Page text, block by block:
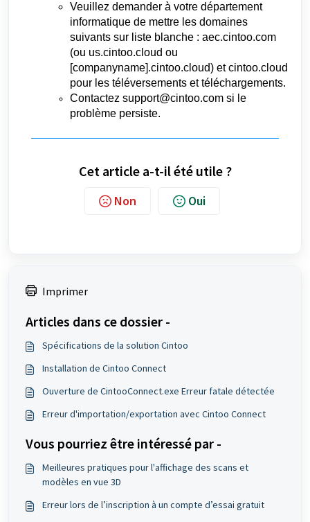
Veuillez demander à votre département
informatique de mettre les domaines
suivants sur liste blanche : aec.cintoo.com
(ou us.cintoo.cloud ou
[companyname].cintoo.cloud) et cintoo.cloud
pour les téléversements et téléchargements.
Contactez support@cintoo.com si le
problème persiste.
Cet article a-t-il été utile ?
Non Oui
Imprimer
Articles dans ce dossier -
Spécifications de la solution Cintoo
Installation de Cintoo Connect
Ouverture de CintooConnect.exe Erreur fatale détectée
Erreur d'importation/exportation avec Cintoo Connect
Vous pourriez être intéressé par -
Meilleures pratiques pour l'affichage des scans et
modèles en vue 3D
Erreur lors de l’inscription à un compte d’essai gratuit